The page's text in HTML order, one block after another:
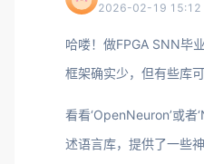
2026-02-19 15:12
哈喽！做FPGA SNN毕
框架确实少，但有些库可
看看‘OpenNeuron’或者
述语言库，提供了一些